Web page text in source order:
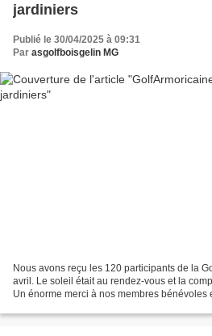
jardiniers
Publié le 30/04/2025 à 09:31
Par asgolfboisgelin MG
Nous avons reçu les 120 participants de la
avril. Le soleil était au rendez-vous et la
Un énorme merci à nos membres bénévoles